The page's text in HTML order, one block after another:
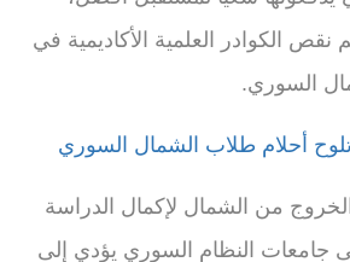
الكوادر العلمية الأكاديمية في
السوري.
أحلام طلاب الشمال السوري
من الشمال لإكمال الدراسة
جامعات النظام السوري يؤدي إلى